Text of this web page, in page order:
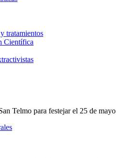
tratamientos
Científica
Telmo para festejar el 25 de mayo